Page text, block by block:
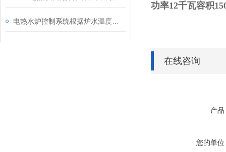
功率12千瓦容积
在线咨询
产品
您的单位